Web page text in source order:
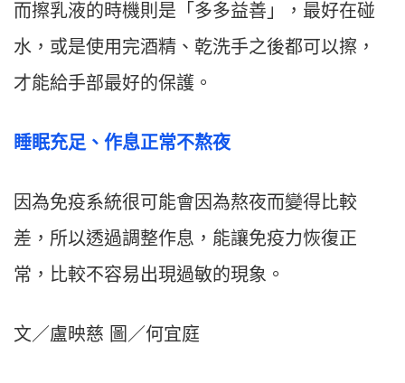
而擦乳液的時機則是「多多益善」，最好在碰
水，或是使用完酒精、乾洗手之後都可以擦，
才能給手部最好的保護。
睡眠充足、作息正常不熬夜
因為免疫系統很可能會因為熬夜而變得比較
差，所以透過調整作息，能讓免疫力恢復正
常，比較不容易出現過敏的現象。
文／盧映慈 圖／何宜庭